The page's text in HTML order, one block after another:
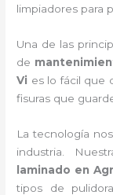
limpiadores para
Una de las
de
Vi es lo fácil que
fisuras que
La tecnología
industria.
laminado en
tipos de